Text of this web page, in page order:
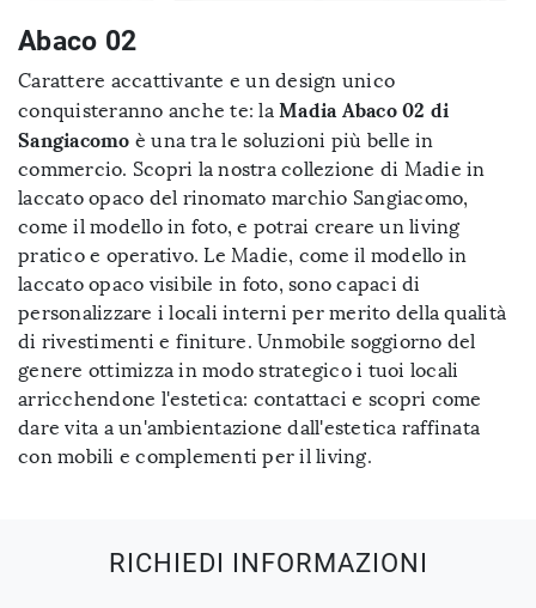
Abaco 02
Carattere accattivante e un design unico
conquisteranno anche te: la Madia Abaco 02 di
Sangiacomo è una tra le soluzioni più belle in
commercio. Scopri la nostra collezione di Madie in
laccato opaco del rinomato marchio Sangiacomo,
come il modello in foto, e potrai creare un living
pratico e operativo. Le Madie, come il modello in
laccato opaco visibile in foto, sono capaci di
personalizzare i locali interni per merito della qualità
di rivestimenti e finiture. Unmobile soggiorno del
genere ottimizza in modo strategico i tuoi locali
arricchendone l'estetica: contattaci e scopri come
dare vita a un'ambientazione dall'estetica raffinata
con mobili e complementi per il living.
RICHIEDI INFORMAZIONI